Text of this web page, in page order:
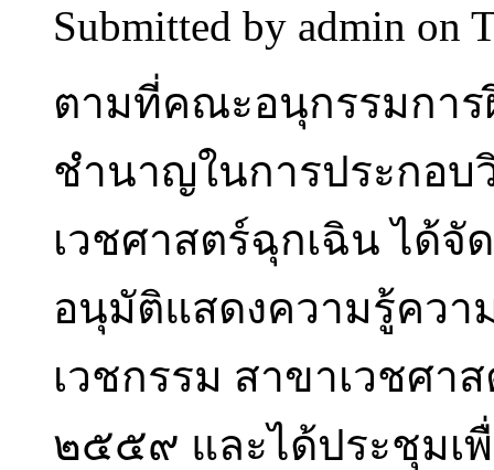
Submitted by admin on
ตามที่คณะอนุกรรมกา
ชำนาญในการประกอบ
เวชศาสตร์ฉุกเฉิน ได้
อนุมัติแสดงความรู้คว
เวชกรรม สาขาเวชศา
๒๕๕๙ และได้ประชุมเ